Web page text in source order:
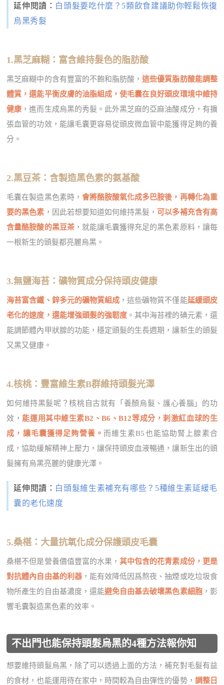
延伸閱讀： 白頭髮要吃什麼？5類飲食建議助你輕鬆恢復
烏黑秀髮
1.黑芝麻糊：富含維持髮色的脂肪酸
黑芝麻糊中的含有豐富的不飽和脂肪酸，這些優質脂肪酸能調整
體質，還能平衡皮膚的油脂組成，使毛囊在良好頭皮環境中維持
健康 ，進而生成烏黑的秀髮。此外黑芝麻的亞麻油酸成分，有擴
張血管的功效，能讓毛囊更容易從頭皮微血管中能獲得足夠的養
分。
2.黑豆茶：含製造黑色素的氨基酸
毛囊在製造黑色素時， 會將酪胺酸氧化成多巴胺後，再轉化為重
要的黑色素 ，因此若想要知道如何維持黑髮， 可以多補充含有高
含量酪胺酸的黑豆茶，就能讓毛囊獲得充足的黑色素原料，讓每
一根新生的頭髮都亮麗烏黑。
3.無鹽海苔：礦物質成分保持頭皮健康
海苔富含鐵、鋅多元的礦物質組成 ，這些礦物質不僅能延緩頭皮
老化的速度，還能增強頭髮的強韌度 。其中海苔裡的碘元素，還
能調節體內甲狀腺的功能，穩定頭髮的生長週期，讓新生的頭髮
又黑又健康。
4.核桃：豐富維生素B群維持頭髮光澤
如何維持黑髮呢？核桃自古就有「養顏烏髮、護心養腦」的功
效， 能運用其中維生素B2、B6、B12等成分，刺激紅血球的生
成，讓毛囊獲得足夠營養。 而維生素B5也能協助腎上腺素合
成，協助緩解精神上壓力，讓保持頭皮血液暢通，讓新生出的頭
髮擁有烏黑亮麗的健康光澤。
延伸閱讀： 白頭髮維生素補充有哪些？5種維生素延緩毛
囊的老化速度
5.桑椹：大量抗氧化成分保護頭皮毛囊
桑椹不但是營養價值豐富的水果，其中包含的花青素成份，更是
對抗體內自由基的利器，能有效降低因爲熬夜、抽煙或吃垃圾食
物所產生的自由基濃度，還能避免自由基去破壞黑色素細胞，影
響毛囊製造黑色素的效率。
不出門也能保持頭髮烏黑的4種方法報你知
想要維持頭髮烏黑，除了可以透過上面的方法，補充對毛髮有益
的食材，也能運用待在家中，時間較為自由彈性的優勢， 調整日